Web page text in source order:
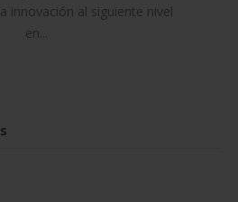
innovación al siguiente nivel
en...